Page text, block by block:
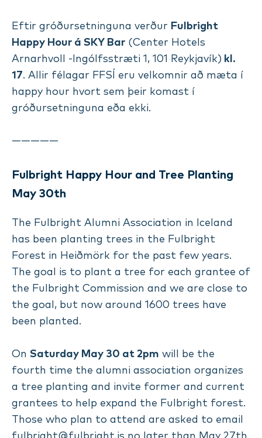
Eftir gróðursetninguna verður Fulbright
Happy Hour á SKY Bar (Center Hotels
Arnarhvoll -Ingólfsstræti 1, 101 Reykjavík) kl.
17. Allir félagar FFSÍ eru velkomnir að mæta í
happy hour hvort sem þeir komast í
gróðursetninguna eða ekki.
—————
Fulbright Happy Hour and Tree Planting
May 30th
The Fulbright Alumni Association in Iceland
has been planting trees in the Fulbright
Forest in Heiðmörk for the past few years.
The goal is to plant a tree for each grantee of
the Fulbright Commission and we are close to
the goal, but now around 1600 trees have
been planted.
On Saturday May 30 at 2pm will be the
fourth time the alumni association organizes
a tree planting and invite former and current
grantees to help expand the Fulbright forest.
Those who plan to attend are asked to email